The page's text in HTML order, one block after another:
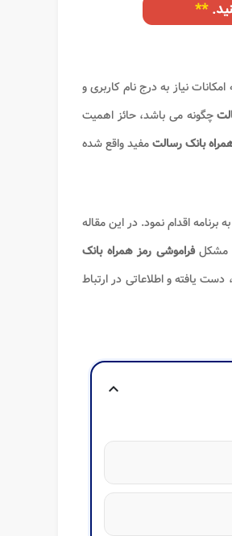
نیاز به درج نام کاربری و
چگونه می باشد، حائز اهمیت
بانک رسالتمفید واقع شده
اقدام نمود. در این مقاله
مشکلفراموشی رمز همراه بانک
یافته و اطلاعاتی در ارتباط
expand_more